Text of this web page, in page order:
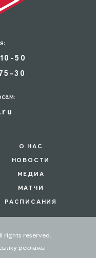
50
30
О НАС
НОВОСТИ
МЕДИА
МАТЧИ
РАСПИСАНИЯ
rights reserved.
рекламы